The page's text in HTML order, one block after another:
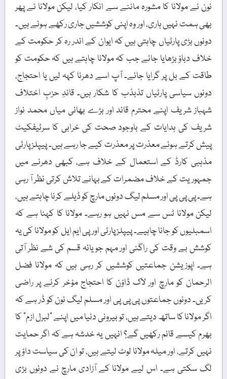
نون نے مولانا کا مشورہ ماننے سے انکار کیا، لیکن مولانا نے پھر
بھی ہمت نہیں ہاری، اور وہ اپنی کوششیں جاری رکھے ہوئے ہیں۔
دونوں بڑی پارٹیاں چاہتی ہیں کہ ایوان کے اندر رہ کر حکومت کے
خلاف دباؤ بڑھایا جائے جب کہ مولانا چاہتے ہیں کہ حکومت کو
طاقت کے بل پر گرایا جائے۔ آپ اسے دھرنا کہہ لیں یا احتجاج،
دونوں سیاسی پارٹیاں تذبذب کا شکار ہیں۔ قائدِ حزبِ اختلاف
شہباز شریف اپنے محترم قائد اور بڑے بھائی میاں محمد نواز
شریف کی ہدایات کے باوجود صحت کی خرابی کا سرٹیفکیٹ
پیش کرتے ہوئے معذرت پر معذرت کیے جا رہے ہیں۔ پیپلز پارٹی
مذہبی کارڈ کے استعمال کے خلاف ہے، کبھی دھرنے میں
جمہوریت کے خلاف مضمرات کے بہانے تلاش کرتی نظر آ رہی
ہے۔ پی پی پی اور مسلم لیگ دونوں مارچ کو ڈیلے کرنا چاہتے ہیں،
لیکن مولانا ٹس سے مس نہیں ہو رہے۔ مولانا کا کہنا ہے کہ
اسمبلیوں کو جانا چاہیے۔ پیپلز پارٹی اور پی ایم ایل کو مولانا کی یہ
کوشش بے وقت کی راگنی اور مہم جویانہ قسم کی شے نظر آتی
ہے۔ اپوزیشن جماعتیں کوششیں کر رہی ہیں کہ مولانا فضل
الرحمان کو مارچ اور لاک ڈاؤن کا احتجاج مؤخر کرنے پر راضی
کریں۔ دونوں جماعتوں پی پی پی اور مسلم لیگ نون کو ڈر ہے کہ
اگر مولانا کا ساتھ دیتے ہیں، تو بیرونی دنیا میں اپنے "لبرل ازم” کا
بھرم کیسے قائم رکھیں گے؟ انہیں یہ خدشہ ہے کہ اگر حمایت
نہیں کرتے، اور میلہ مولانا لوٹ لیتے ہیں، تو ان کی سیاست داؤ پر
لگ سکتی ہے۔ اس لیے مولانا کے آزادی مارچ نے دونوں بڑی